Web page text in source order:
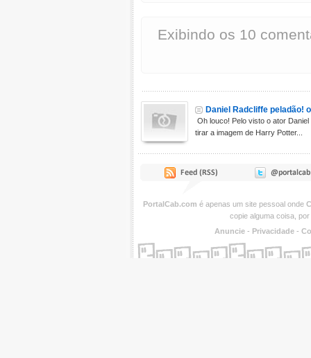
Exibindo os 10
Daniel Radcliffe peladão!
Oh louco! Pelo visto o ator
tirar a imagem de Harry Potter...
PortalCab.com é apenas um site pessoal onde
copie alguma coisa,
Anuncie - Privacidade -